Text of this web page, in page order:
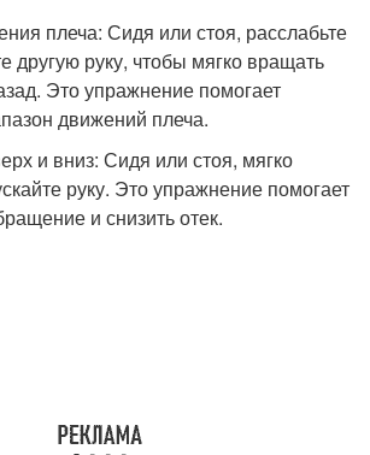
плеча: Сидя или стоя, расслабьте
другую руку, чтобы мягко вращать
Это упражнение помогает
движений плеча.
и вниз: Сидя или стоя, мягко
руку. Это упражнение помогает
и снизить отек.